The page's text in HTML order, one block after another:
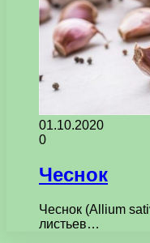
01.10.2020
0
Чеснок
Чеснок (Allium
листьев…